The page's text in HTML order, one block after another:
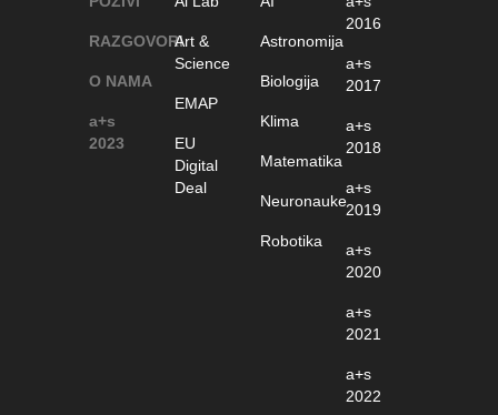
RAZGOVORI
O NAMA
a+s
2023
Art &
Science
EMAP
EU
Digital
Deal
Astronomija
Biologija
Klima
Matematika
Neuronauke
Robotika
2016
a+s
2017
a+s
2018
a+s
2019
a+s
2020
a+s
2021
a+s
2022